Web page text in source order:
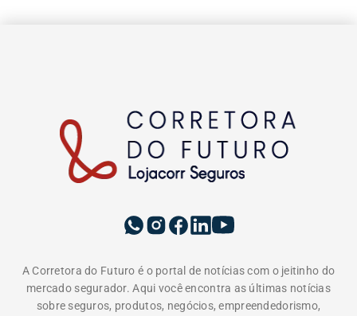
A Corretora do Futuro é o portal de notícias com o jeitinho do
mercado segurador. Aqui você encontra as últimas notícias
sobre seguros, produtos, negócios, empreendedorismo,